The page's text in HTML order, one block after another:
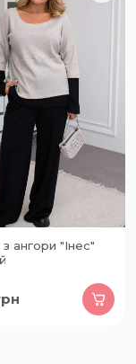
ангори "Інес"